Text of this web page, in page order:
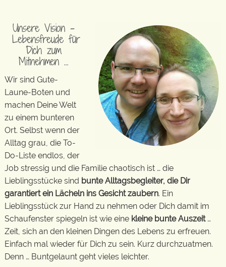
Unsere Vision –
Lebensfreude für
Dich zum
Mitnehmen …
Wir sind Gute-
Laune-Boten und
machen Deine Welt
zu einem bunteren
Ort. Selbst wenn der
Alltag grau, die To-
Do-Liste endlos, der
Job stressig und die Familie chaotisch ist … die
Lieblingsstücke sind bunte Alltagsbegleiter, die Dir
garantiert ein Lächeln ins Gesicht zaubern. Ein
Lieblingsstück zur Hand zu nehmen oder Dich damit im
Schaufenster spiegeln ist wie eine kleine bunte Auszeit…
Zeit, sich an den kleinen Dingen des Lebens zu erfreuen.
Einfach mal wieder für Dich zu sein. Kurz durchzuatmen.
Denn … Buntgelaunt geht vieles leichter.